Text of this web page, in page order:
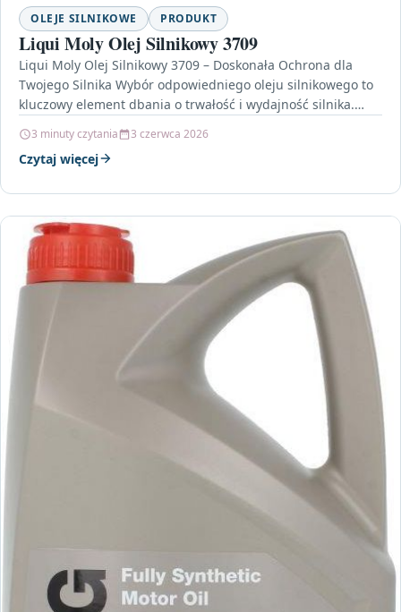
OLEJE SILNIKOWE PRODUKT
Liqui Moly Olej Silnikowy 3709
Liqui Moly Olej Silnikowy 3709 – Doskonała Ochrona dla
Twojego Silnika Wybór odpowiedniego oleju silnikowego to
kluczowy element dbania o trwałość i wydajność silnika.…
3 minuty czytania 3 czerwca 2026
Czytaj więcej